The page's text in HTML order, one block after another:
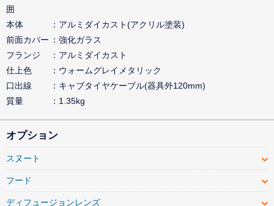
囲
本体
アルミダイカスト(アクリル塗装)
前面カバー
強化ガラス
フランジ
アルミダイカスト
仕上色
ウォームグレイメタリック
口出線
キャブタイヤケーブル(器具外120mm)
質量
1.35kg
オプション
スヌート
フード
ディフュージョンレンズ